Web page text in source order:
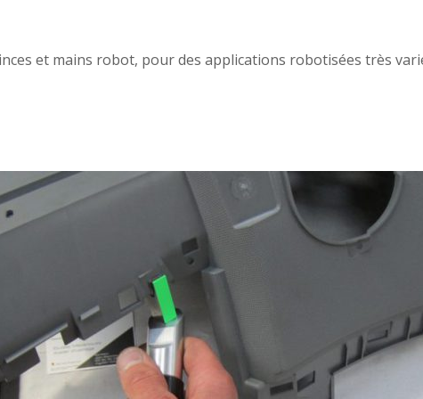
et mains robot, pour des applications robotisées très